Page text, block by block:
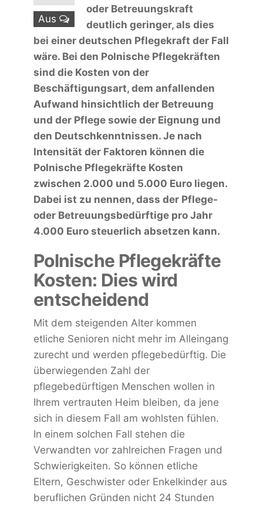
Aus
oder Betreuungskraft
deutlich geringer, als dies
bei einer deutschen Pflegekraft der Fall
wäre. Bei den Polnische Pflegekräften
sind die Kosten von der
Beschäftigungsart, dem anfallenden
Aufwand hinsichtlich der Betreuung
und der Pflege sowie der Eignung und
den Deutschkenntnissen. Je nach
Intensität der Faktoren können die
Polnische Pflegekräfte Kosten
zwischen 2.000 und 5.000 Euro liegen.
Dabei ist zu nennen, dass der Pflege-
oder Betreuungsbedürftige pro Jahr
4.000 Euro steuerlich absetzen kann.
Polnische Pflegekräfte
Kosten: Dies wird
entscheidend
Mit dem steigenden Alter kommen
etliche Senioren nicht mehr im Alleingang
zurecht und werden pflegebedürftig. Die
überwiegenden Zahl der
pflegebedürftigen Menschen wollen in
Ihrem vertrauten Heim bleiben, da jene
sich in diesem Fall am wohlsten fühlen.
In einem solchen Fall stehen die
Verwandten vor zahlreichen Fragen und
Schwierigkeiten. So können etliche
Eltern, Geschwister oder Enkelkinder aus
beruflichen Gründen nicht 24 Stunden